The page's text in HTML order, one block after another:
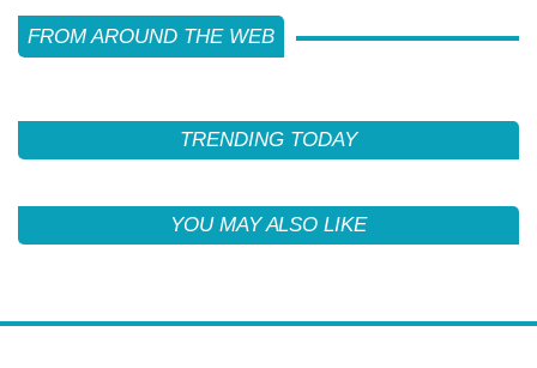
FROM AROUND THE WEB
TRENDING TODAY
YOU MAY ALSO LIKE